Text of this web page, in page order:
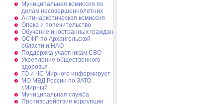
Муниципальная комиссия по
делам несовершеннолетних
Антинаркотическая комиссия
Опека и попечительство
Обучение иностранных граждан
ОСФР по Архангельской
области и НАО
Поддержка участникам СВО
Укрепление общественного
здоровья
ГО и ЧС Мирного информирует
МО МВД России по ЗАТО
г.Мирный
Муниципальная cлужба
Противодействие коррупции